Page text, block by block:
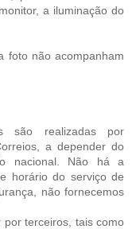
a iluminação do
foto não acompanham
são realizadas por
a depender do
nacional. Não há a
horário do serviço de
não fornecemos
terceiros, tais como